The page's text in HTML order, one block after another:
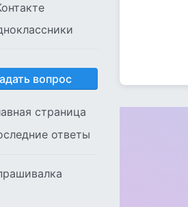
вопрос
страница
ответы